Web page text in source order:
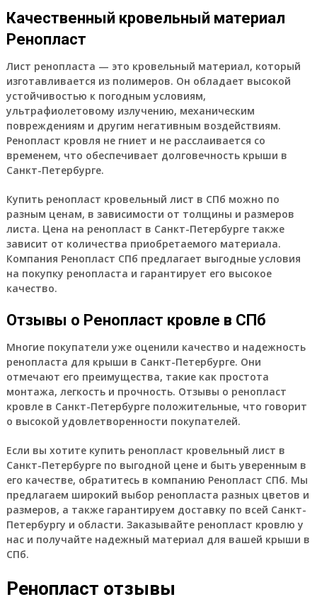
Качественный кровельный материал
Ренопласт
Лист ренопласта — это кровельный материал, который
изготавливается из полимеров. Он обладает высокой
устойчивостью к погодным условиям,
ультрафиолетовому излучению, механическим
повреждениям и другим негативным воздействиям.
Ренопласт кровля не гниет и не расслаивается со
временем, что обеспечивает долговечность крыши в
Санкт-Петербурге.
Купить ренопласт кровельный лист в СПб можно по
разным ценам, в зависимости от толщины и размеров
листа. Цена на ренопласт в Санкт-Петербурге также
зависит от количества приобретаемого материала.
Компания Ренопласт СПб предлагает выгодные условия
на покупку ренопласта и гарантирует его высокое
качество.
Отзывы о Ренопласт кровле в СПб
Многие покупатели уже оценили качество и надежность
ренопласта для крыши в Санкт-Петербурге. Они
отмечают его преимущества, такие как простота
монтажа, легкость и прочность. Отзывы о ренопласт
кровле в Санкт-Петербурге положительные, что говорит
о высокой удовлетворенности покупателей.
Если вы хотите купить ренопласт кровельный лист в
Санкт-Петербурге по выгодной цене и быть уверенным в
его качестве, обратитесь в компанию Ренопласт СПб. Мы
предлагаем широкий выбор ренопласта разных цветов и
размеров, а также гарантируем доставку по всей Санкт-
Петербургу и области. Заказывайте ренопласт кровлю у
нас и получайте надежный материал для вашей крыши в
СПб.
Ренопласт отзывы